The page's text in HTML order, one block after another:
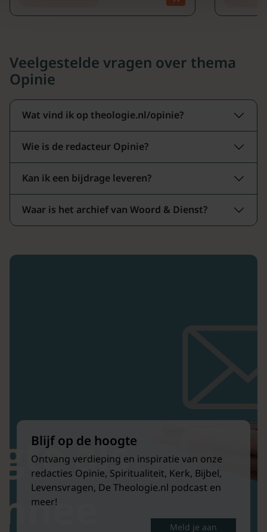
Veelgestelde vragen over thema
Opinie
Wat vind ik op theologie.nl/opinie?
Wie is de redacteur Opinie?
Kan ik een bijdrage leveren?
Waar is het archief van Woord & Dienst?
Blijf op de hoogte
Ontvang verdieping en inspiratie van onze
redacties Opinie, Spiritualiteit, Kerk, Bijbel,
Levensvragen, De Theologie.nl podcast en
meer!
Meld je aan